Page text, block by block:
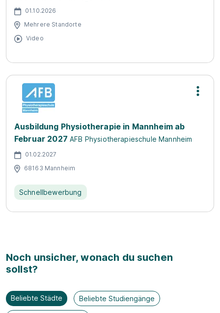
01.10.2026
Mehrere Standorte
Video
Ausbildung Physiotherapie in Mannheim ab
Februar 2027 AFB Physiotherapieschule Mannheim
01.02.2027
68163 Mannheim
Schnellbewerbung
Noch unsicher, wonach du suchen
sollst?
Beliebte Städte Beliebte Studiengänge